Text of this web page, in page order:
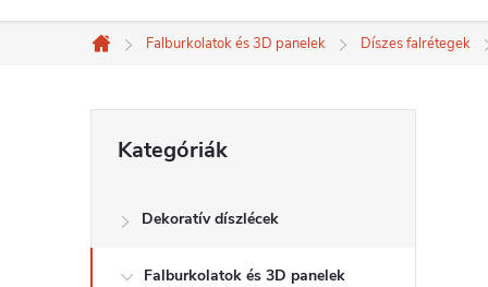
Kezdőlap
Falburkolatok és 3D panelek Díszes falrétegek
O
d
átugrása
Kategóriák
Dekoratív díszlécek
Falburkolatok és 3D panelek